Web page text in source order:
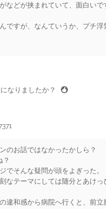
などが挟まれていて、面白いで
ですが、なんていうか、プチ
なりましたか？
のお話ではなかったかしら？
？
でそんな疑問が頭をよぎった。
なテーマにしては随分とあけっ
違和感から病院へ行くと、前立